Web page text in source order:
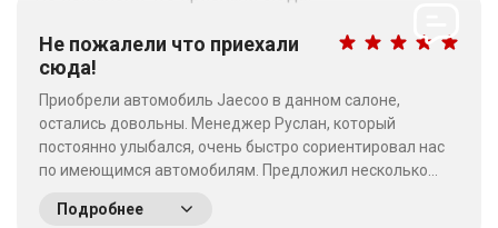
Не пожалели что приехали
сюда!
Приобрели автомобиль Jaecoo в данном салоне,
остались довольны. Менеджер Руслан, который
постоянно улыбался, очень быстро сориентировал нас
по имеющимся автомобилям. Предложил несколько
пожалели что приехали сюда! Качество работы на
Подробнее